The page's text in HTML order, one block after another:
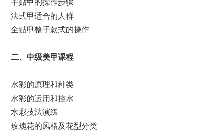
半贴甲的操作步骤
法式甲适合的人群
全贴甲整手款式的操作
二、中级美甲课程
水彩的原理和种类
水彩的运用和控水
水彩技法演练
玫瑰花的风格及花型分类